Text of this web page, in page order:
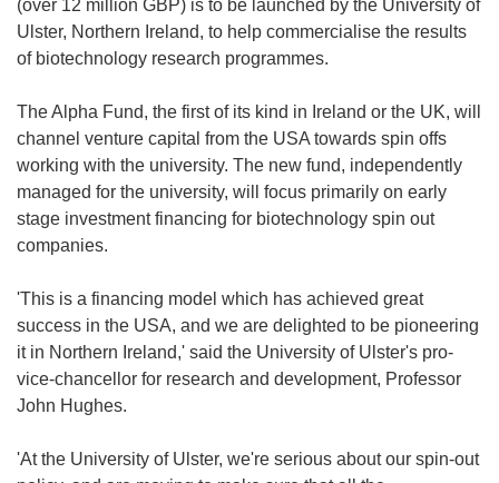
(over 12 million GBP) is to be launched by the University of
Ulster, Northern Ireland, to help commercialise the results
of biotechnology research programmes.
The Alpha Fund, the first of its kind in Ireland or the UK, will
channel venture capital from the USA towards spin offs
working with the university. The new fund, independently
managed for the university, will focus primarily on early
stage investment financing for biotechnology spin out
companies.
'This is a financing model which has achieved great
success in the USA, and we are delighted to be pioneering
it in Northern Ireland,' said the University of Ulster's pro-
vice-chancellor for research and development, Professor
John Hughes.
'At the University of Ulster, we're serious about our spin-out